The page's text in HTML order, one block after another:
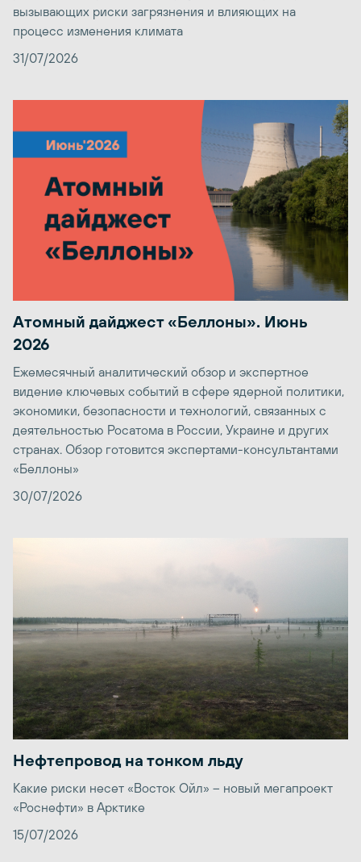
вызывающих риски загрязнения и влияющих на
процесс изменения климата
31/07/2026
Атомный дайджест «Беллоны». Июнь
2026
Ежемесячный аналитический обзор и экспертное
видение ключевых событий в сфере ядерной политики,
экономики, безопасности и технологий, связанных с
деятельностью Росатома в России, Украине и других
странах. Обзор готовится экспертами-консультантами
«Беллоны»
30/07/2026
Нефтепровод на тонком льду
Какие риски несет «Восток Ойл» – новый мегапроект
«Роснефти» в Арктике
15/07/2026